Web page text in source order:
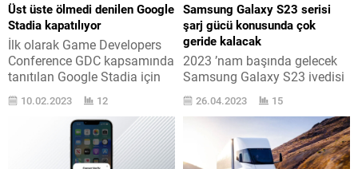
Üst üste ölmedi denilen Google
Stadia kapatılıyor
İlk olarak Game Developers
Conference GDC kapsamında
tanıtılan Google Stadia için
zaman zaman
kapatılmayacak açıklaması
yapılıyordu. “Reyin
dünyasının geleceğini
oluşturuyor” diye lanse edilen
10.02.2023 12
Samsung Galaxy S23 serisi
şarj gücü konusunda çok
geride kalacak
2023 ’nam başında gelecek
Samsung Galaxy S23 ivedisi
için sertifikalar alınmaya
başladı. Bu sayede şarj
değeri şimdiden ortaya çıktı.
Üç değişik modelden
oluşacak ve 2023 ’nam
26.04.2023 15